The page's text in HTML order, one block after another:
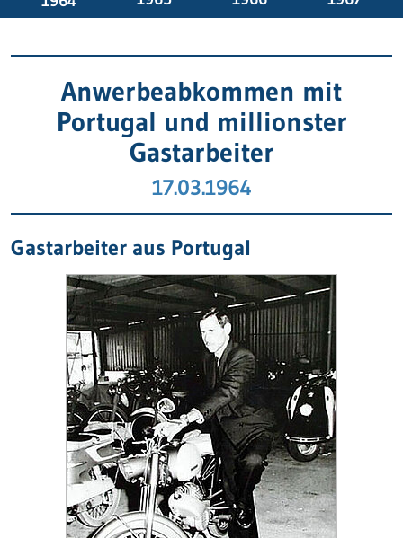
Anwerbeabkommen mit
Portugal und millionster
Gastarbeiter
17.03.1964
Gastarbeiter aus Portugal